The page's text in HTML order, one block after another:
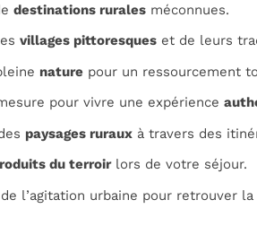
destinations rurales méconnues.
villages pittoresques et de leurs
nature pour un ressourcement
pour vivre une expérience
paysages ruraux à travers des
du terroirlors de votre séjour.
l’agitation urbaine pour retrouver la